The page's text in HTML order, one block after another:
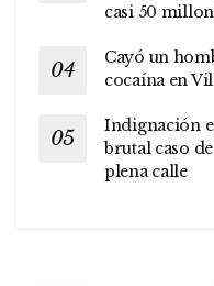
casi 50
Cayó un
cocaína en
Indignación
brutal caso
plena calle